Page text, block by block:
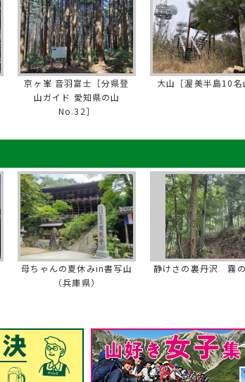
京ヶ峯 音羽富士［分県登
山ガイド 愛知県の山
No.32］
大山［渥美半島10名
母ちゃんの夏休みin書写山
（兵庫県）
静けさの裏丹沢 霧